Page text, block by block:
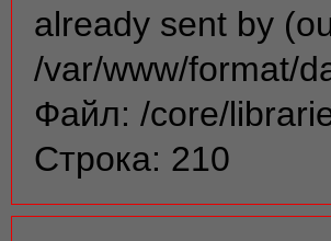
already sent by
/var/www/format/
Файл: /core/
Строка: 210